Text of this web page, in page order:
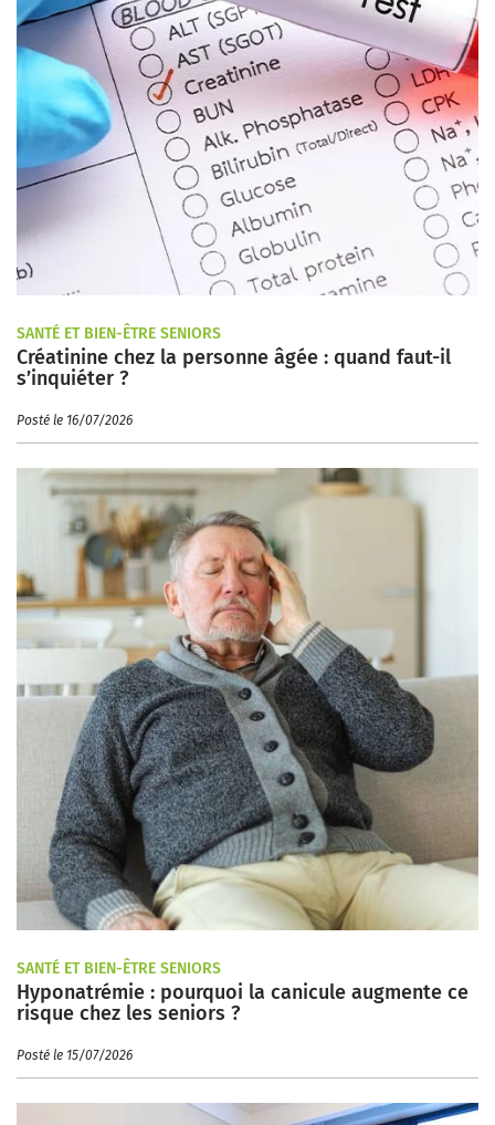
SANTÉ ET BIEN-ÊTRE SENIORS
Créatinine chez la personne âgée : quand faut-il
s’inquiéter ?
Posté le 16/07/2026
SANTÉ ET BIEN-ÊTRE SENIORS
Hyponatrémie : pourquoi la canicule augmente ce
risque chez les seniors ?
Posté le 15/07/2026